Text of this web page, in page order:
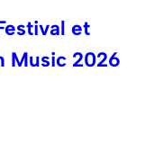
et
Music 2026